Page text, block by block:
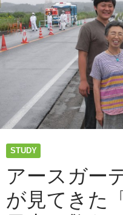
STUDY
アースガー
が見てきた